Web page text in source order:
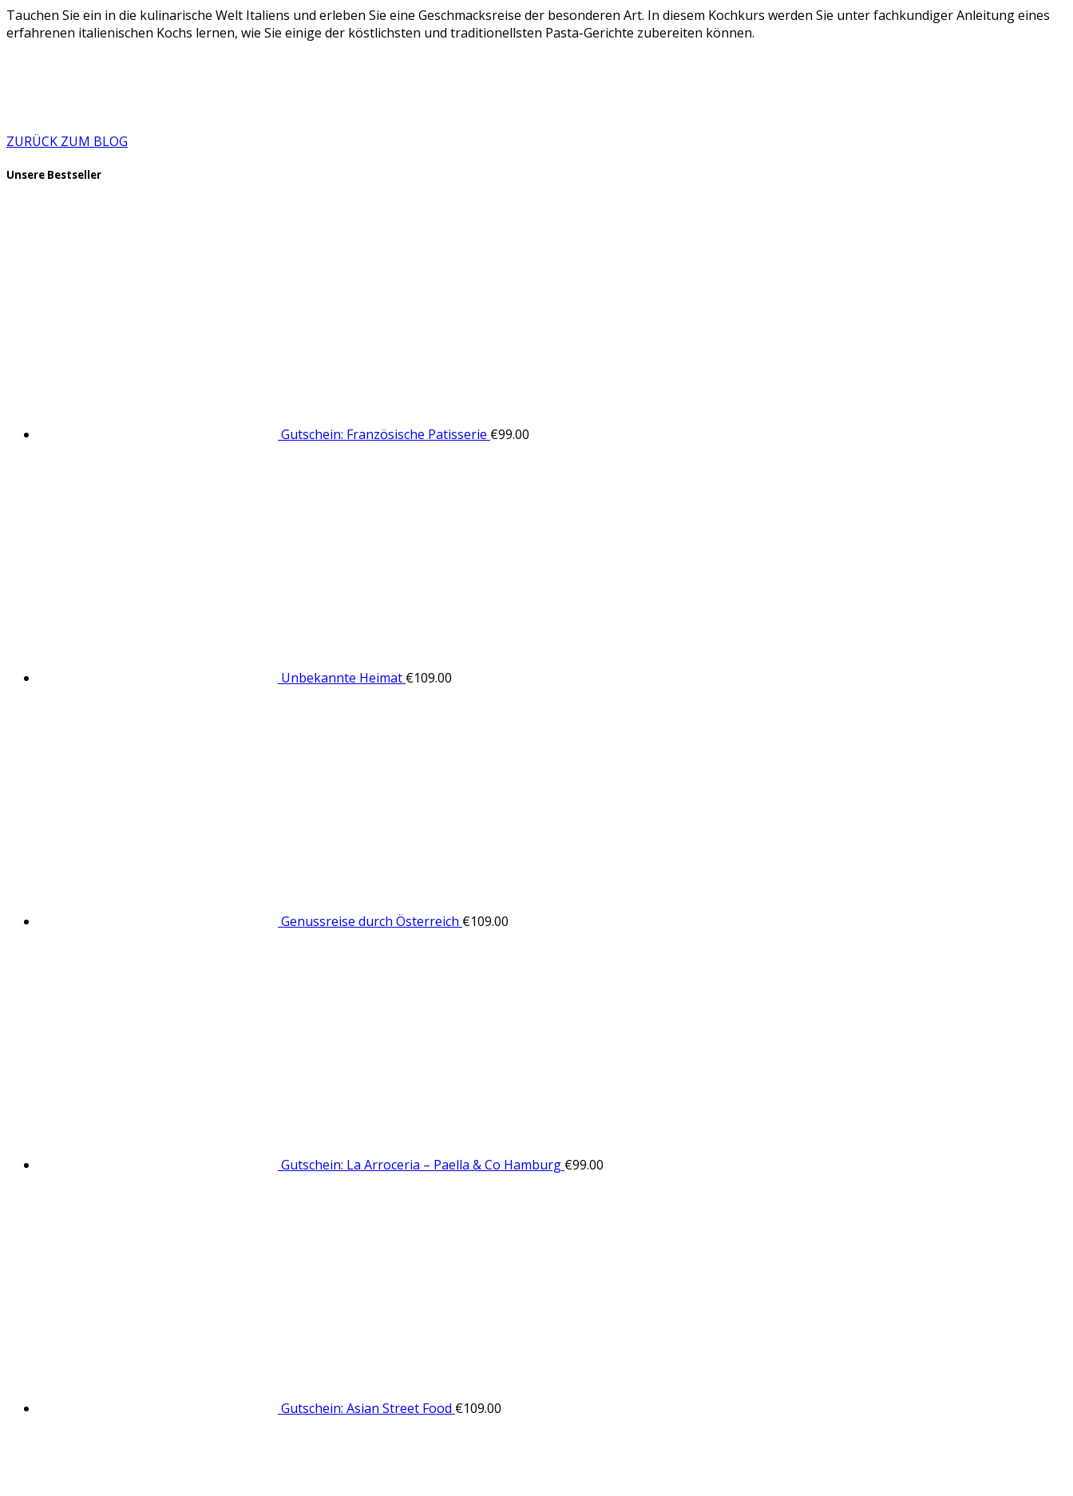
Tauchen Sie ein in die kulinarische Welt Italiens und erleben Sie eine Geschmacksreise der besonderen Art. In diesem Kochkurs werden Sie unter fachkundiger Anleitung eines
erfahrenen italienischen Kochs lernen, wie Sie einige der köstlichsten und traditionellsten Pasta-Gerichte zubereiten können.
ZURÜCK ZUM BLOG
Unsere Bestseller
Gutschein: Französische Patisserie €99.00
Unbekannte Heimat €109.00
Genussreise durch Österreich €109.00
Gutschein: La Arroceria – Paella & Co Hamburg €99.00
Gutschein: Asian Street Food €109.00